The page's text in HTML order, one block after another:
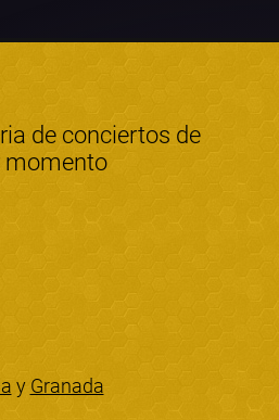
de conciertos de
momento
y Granada